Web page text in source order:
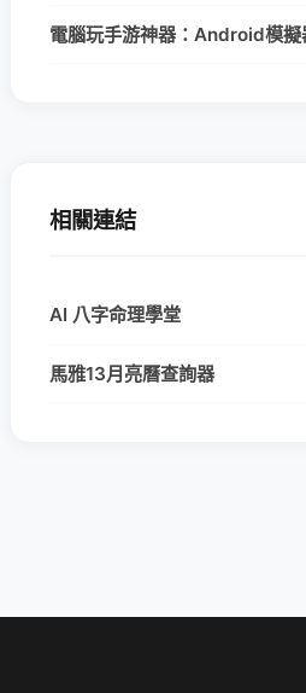
電腦玩手游神器：Android模
相關連結
AI 八字命理學堂
馬雅13月亮曆查詢器